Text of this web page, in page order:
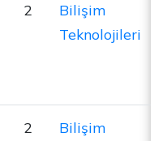
2
Bilişim
Teknolojileri
2
Bilişim